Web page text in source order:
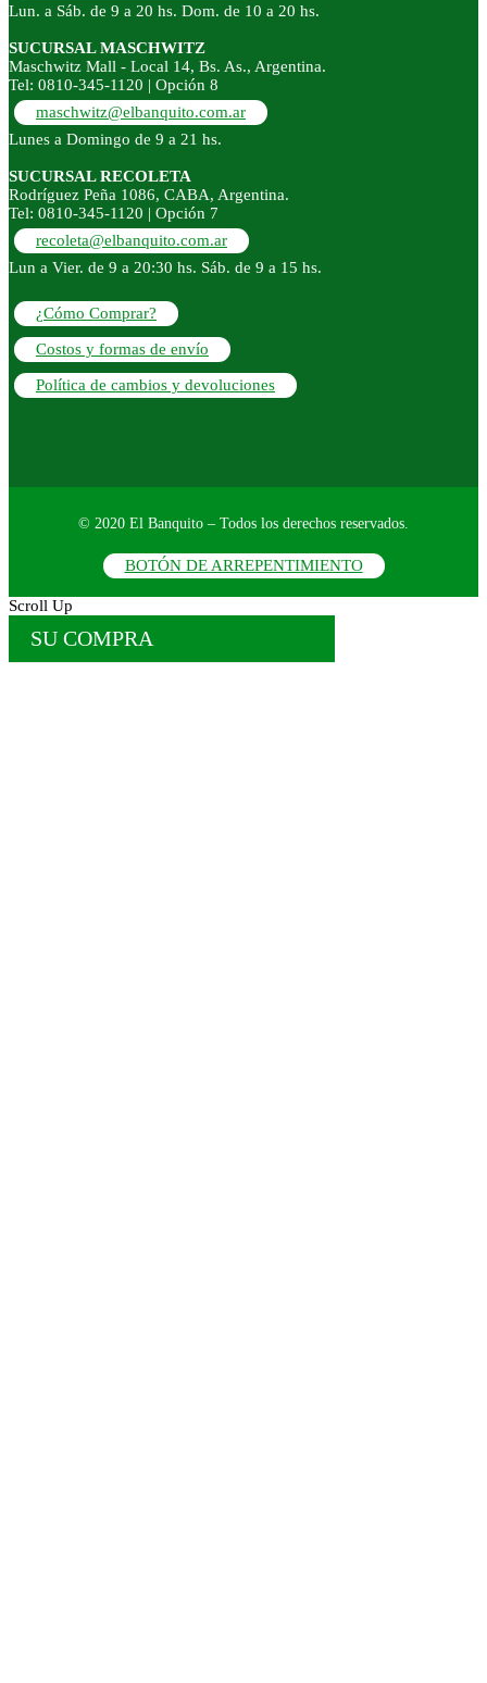
Lun. a Sáb. de 9 a 20 hs. Dom. de 10 a 20 hs.
SUCURSAL MASCHWITZ
Maschwitz Mall - Local 14, Bs. As., Argentina.
Tel: 0810-345-1120 | Opción 8
maschwitz@elbanquito.com.ar
Lunes a Domingo de 9 a 21 hs.
SUCURSAL RECOLETA
Rodríguez Peña 1086, CABA, Argentina.
Tel: 0810-345-1120 | Opción 7
recoleta@elbanquito.com.ar
Lun a Vier. de 9 a 20:30 hs. Sáb. de 9 a 15 hs.
¿Cómo Comprar?
Costos y formas de envío
Política de cambios y devoluciones
© 2020 El Banquito – Todos los derechos reservados.
BOTÓN DE ARREPENTIMIENTO
Scroll Up
SU COMPRA